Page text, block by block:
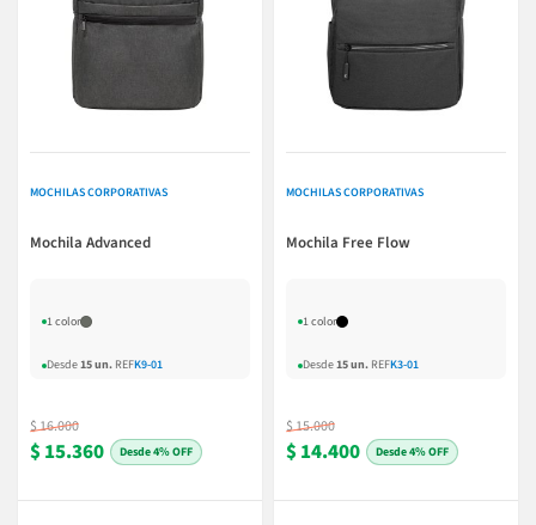
MOCHILAS CORPORATIVAS
Mochila Advanced
1 color
Desde15 un. REFK9-01
$ 16.000
$ 15.360 4% OFF
MOCHILAS CORPORATIVAS
Mochila Free Flow
1 color
Desde15 un. REFK3-01
$ 15.000
$ 14.400 4% OFF